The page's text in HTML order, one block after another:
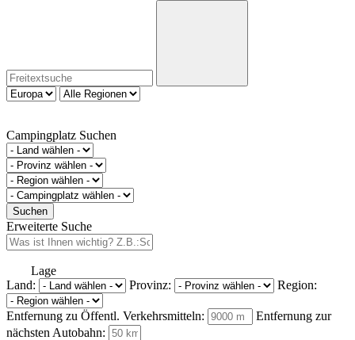
Campingplatz Suchen
Erweiterte Suche
Lage
Land:
Provinz: Region:
Entfernung zu Öffentl. Verkehrsmitteln:
Entfernung zur
nächsten Autobahn: